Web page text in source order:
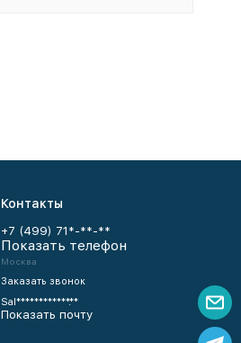
Контакты
+7 (499) 71*-**-**
Показать телефон
Москва
Заказать звонок
Sal************.**
Показать почту